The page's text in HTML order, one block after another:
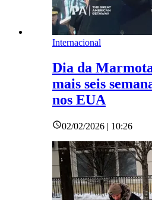
Internacional
Dia da
mais seis
nos EUA
02/02/2026 | 10:26